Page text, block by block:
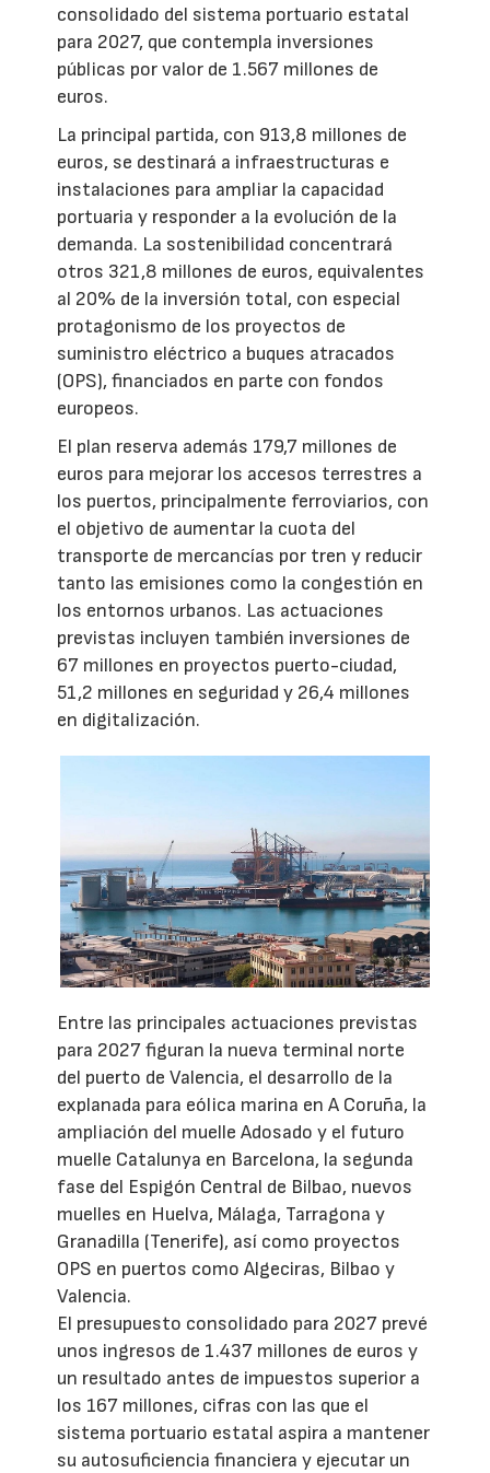
consolidado del sistema portuario estatal
para 2027, que contempla inversiones
públicas por valor de 1.567 millones de
euros.
La principal partida, con 913,8 millones de
euros, se destinará a infraestructuras e
instalaciones para ampliar la capacidad
portuaria y responder a la evolución de la
demanda. La sostenibilidad concentrará
otros 321,8 millones de euros, equivalentes
al 20% de la inversión total, con especial
protagonismo de los proyectos de
suministro eléctrico a buques atracados
(OPS), financiados en parte con fondos
europeos.
El plan reserva además 179,7 millones de
euros para mejorar los accesos terrestres a
los puertos, principalmente ferroviarios, con
el objetivo de aumentar la cuota del
transporte de mercancías por tren y reducir
tanto las emisiones como la congestión en
los entornos urbanos. Las actuaciones
previstas incluyen también inversiones de
67 millones en proyectos puerto-ciudad,
51,2 millones en seguridad y 26,4 millones
en digitalización.
Entre las principales actuaciones previstas
para 2027 figuran la nueva terminal norte
del puerto de Valencia, el desarrollo de la
explanada para eólica marina en A Coruña, la
ampliación del muelle Adosado y el futuro
muelle Catalunya en Barcelona, la segunda
fase del Espigón Central de Bilbao, nuevos
muelles en Huelva, Málaga, Tarragona y
Granadilla (Tenerife), así como proyectos
OPS en puertos como Algeciras, Bilbao y
Valencia.
El presupuesto consolidado para 2027 prevé
unos ingresos de 1.437 millones de euros y
un resultado antes de impuestos superior a
los 167 millones, cifras con las que el
sistema portuario estatal aspira a mantener
su autosuficiencia financiera y ejecutar un